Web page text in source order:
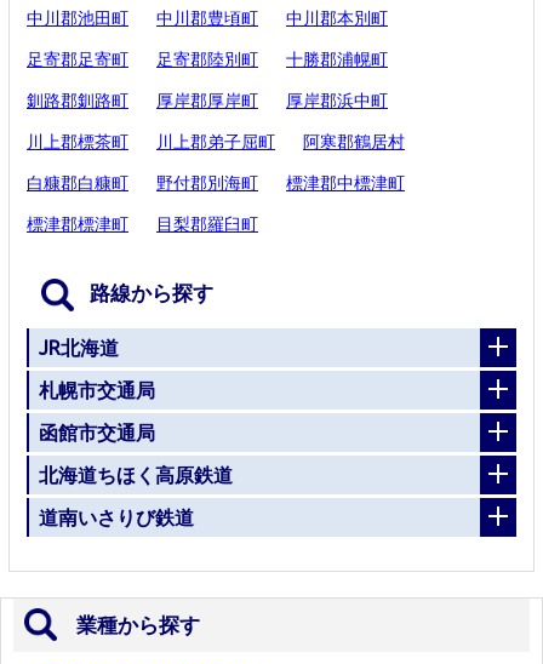
中川郡池田町 中川郡豊頃町 中川郡本別町
足寄郡足寄町 足寄郡陸別町 十勝郡浦幌町
釧路郡釧路町 厚岸郡厚岸町 厚岸郡浜中町
川上郡標茶町 川上郡弟子屈町 阿寒郡鶴居村
白糠郡白糠町 野付郡別海町 標津郡中標津町
標津郡標津町 目梨郡羅臼町
路線から探す
JR北海道
札幌市交通局
函館市交通局
北海道ちほく高原鉄道
道南いさりび鉄道
業種から探す